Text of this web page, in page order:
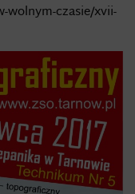
czasie/xvii-